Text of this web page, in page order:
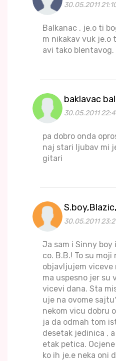
30.05.2011
Balkanac , je.o ti
m nikakav vuk je.o
avi tako blentavog.
baklavac
30.05.2011
pa dobro onda
naj stari ljubav mi
gitari
30.05.2011
Ja sam i Sinny boy
co. B.B.! To su
objavljujem viceve
ma uspesno jer su
vicevi dana. Sta
uje na ovome
nekom vicu dobru
ja da odmah tom
desetak jedinica ,
etak petica.
ko ih je.e neka oni